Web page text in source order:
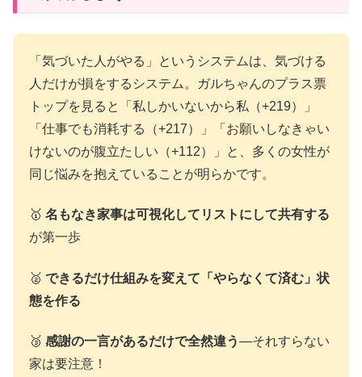
「気づいた人がやる」というシステムは、気づける
人だけが損をするシステム。ガルちゃんのプラス票
トップを見ると「私しかいないから私（+219）」
「仕事でも消耗する（+217）」「お願いしなきゃい
けないのが腹立たしい（+112）」と、多くの女性が
同じ悩みを抱えていることが明らかです。
🥇 名もなき家事は可視化してリストにして共有する
が第一歩
🥈 できるだけ仕組みを変えて「やらなくて済む」状
態を作る
🥉 感謝の一言があるだけで全然違う—それすらない
家は要注意！